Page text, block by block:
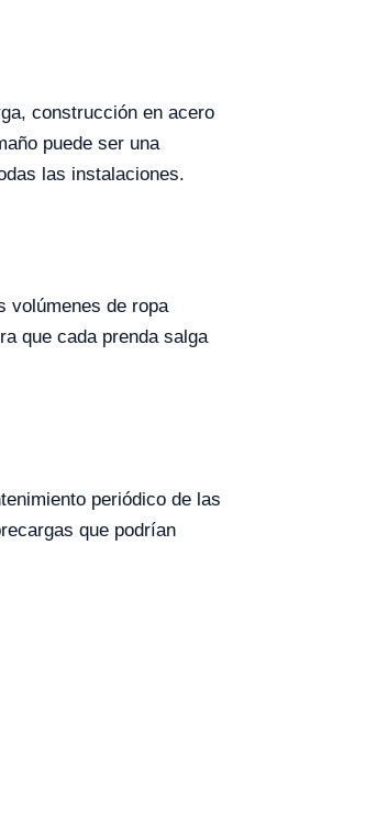
construcción en acero
puede ser una
las instalaciones.
volúmenes de ropa
que cada prenda salga
periódico de las
que podrían